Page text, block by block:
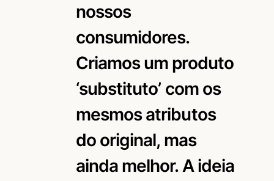
nossos
consumidores.
Criamos um produto
‘substituto’ com os
mesmos atributos
do original, mas
ainda melhor. A ideia